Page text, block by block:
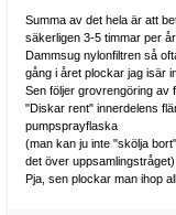
Summa av det hela är att
säkerligen 3-5 timmar per
Dammsug nylonfiltren så
gång i året plockar jag isär
Sen följer grovrengöring av
"Diskar rent" innerdelens
pumpsprayflaska
(man kan ju inte "skölja
det över uppsamlingstråget)
Pja, sen plockar man ihop